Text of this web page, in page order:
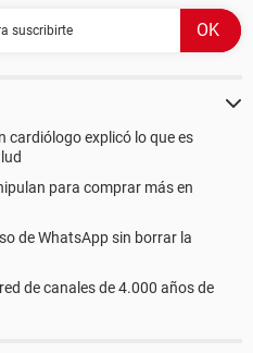
cardiólogo explicó lo que es
para comprar más en
de WhatsApp sin borrar la
de canales de 4.000 años de